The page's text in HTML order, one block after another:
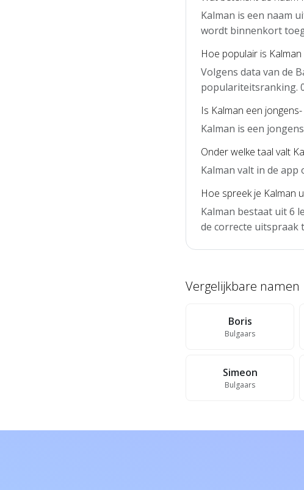
Kalman is een naam
wordt binnenkort
Hoe populair is
Volgens data van de
populariteitsranking.
Is Kalman een
Kalman is een
Onder welke taal valt
Kalman valt in de app
Hoe spreek je Kalman
Kalman bestaat uit 6
de correcte uitspraak
Vergelijkbare namen
Boris
Bulgaars
Simeon
Bulgaars